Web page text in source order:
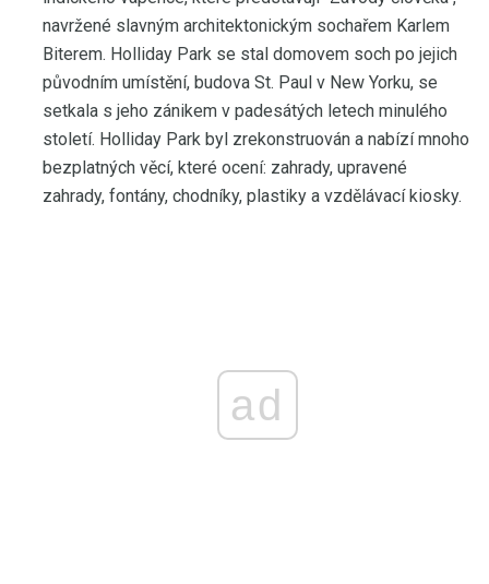
navržené slavným architektonickým sochařem Karlem
Biterem. Holliday Park se stal domovem soch po jejich
původním umístění, budova St. Paul v New Yorku, se
setkala s jeho zánikem v padesátých letech minulého
století. Holliday Park byl zrekonstruován a nabízí mnoho
bezplatných věcí, které ocení: zahrady, upravené
zahrady, fontány, chodníky, plastiky a vzdělávací kiosky.
ad